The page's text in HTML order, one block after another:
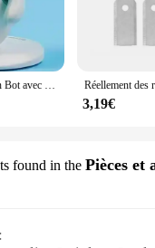
Eilik-un petit compagnon Bot avec un robot intelligent, jouet amusant sans fin, (nourriture, tissu, protected en option pour différents coûts), 100% original
3,19€
found in the Pièces et